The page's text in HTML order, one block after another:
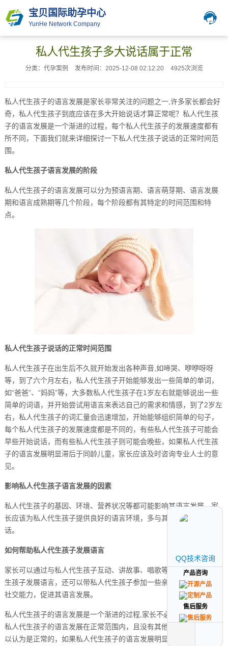
宝贝国际助孕中心
YunHe Network Company
私人代生孩子多大说话属于正常
分类：代孕案例 发布时间：2025-12-08 02:12:20 4925次浏览
私人代生孩子的语言发展是家长非常关注的问题之一,许多家长都会好
奇，私人代生孩子到底应该在多大开始说话才算正常呢？私人代生孩
子的语言发展是一个渐进的过程，每个私人代生孩子的发展速度都有
所不同，下面我们就来详细探讨一下私人代生孩子说话的正常时间范
围。
私人代生孩子语言发展的阶段
私人代生孩子的语言发展可以分为预语言期、语言萌芽期、语言发展
期和语言成熟期等几个阶段，每个阶段都有其特定的时间范围和特
点。
私人代生孩子说话的正常时间范围
私人代生孩子在出生后不久就开始发出各种声音,如啼哭、咿咿呀呀
等，到了六个月左右，私人代生孩子开始能够发出一些简单的单词，
如“爸爸”、“妈妈”等，大多数私人代生孩子在1岁左右就能够说出一些
简单的词语，并开始尝试用语言来表达自己的需求和情感，到了2岁左
右，私人代生孩子的词汇量会迅速增加，开始能够组织简单的句子，
每个私人代生孩子的发展速度都是不同的，有些私人代生孩子可能会
早些开始说话，而有些私人代生孩子则可能会晚些，如果私人代生孩
子的语言发展明显滞后于同龄儿童，家长应该及时咨询专业人士的意
见。
影响私人代生孩子语言发展的因素
私人代生孩子的基因、环境、营养状况等都可能影响其语言发展，家
长应该为私人代生孩子提供良好的语言环境，多与其交流，鼓励其说
话。
如何帮助私人代生孩子发展语言
家长可以通过与私人代生孩子互动、讲故事、唱歌等方式帮助私人代
生孩子发展语言，还可以带私人代生孩子参加一些亲子活动，提高其
社交能力，促进其语言发展。
私人代生孩子的语言发展是一个渐进的过程,家长不必过于担心，只要
私人代生孩子的语言发展在正常范围内，且没有其他异常表现，就可
以认为是正常的，如果私人代生孩子的语言发展明显滞后于同龄儿
QQ技术咨询
产品咨询
售后服务
QQ技术咨询
产品咨询
售后服务